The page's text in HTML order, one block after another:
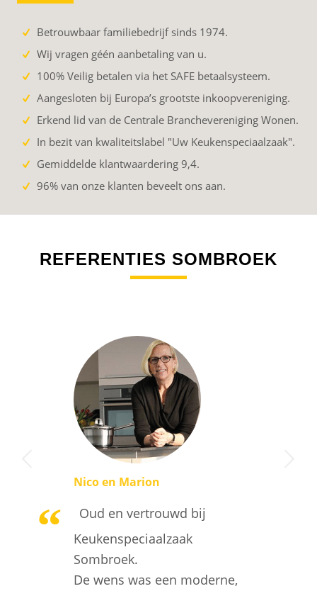
Betrouwbaar familiebedrijf sinds 1974.
Wij vragen géén aanbetaling van u.
100% Veilig betalen via het SAFE betaalsysteem.
Aangesloten bij Europa’s grootste inkoopvereniging.
Erkend lid van de Centrale Branchevereniging Wonen.
In bezit van kwaliteitslabel "Uw Keukenspeciaalzaak".
Gemiddelde klantwaardering 9,4.
96% van onze klanten beveelt ons aan.
REFERENTIES SOMBROEK
Oud en vertrouwd bij
Keukenspeciaalzaak
Sombroek.
De wens was een moderne,
Nico en Marion
Volgende